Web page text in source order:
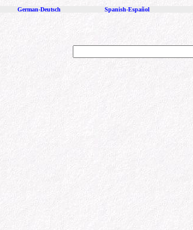
German-Deutsch Spanish-Español